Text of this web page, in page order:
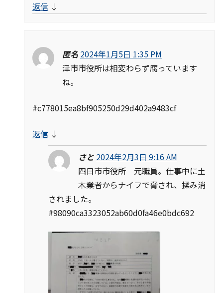
返信 ↓
匿名 2024年1月5日 1:35 PM
津市市役所は相変わらず腐っています
ね。
#c778015ea8bf905250d29d402a9483cf
返信 ↓
さと 2024年2月3日 9:16 AM
四日市市役所 元職員。仕事中に土
木業者からナイフで脅され、揉み消
されました。
#98090ca3323052ab60d0fa46e0bdc692